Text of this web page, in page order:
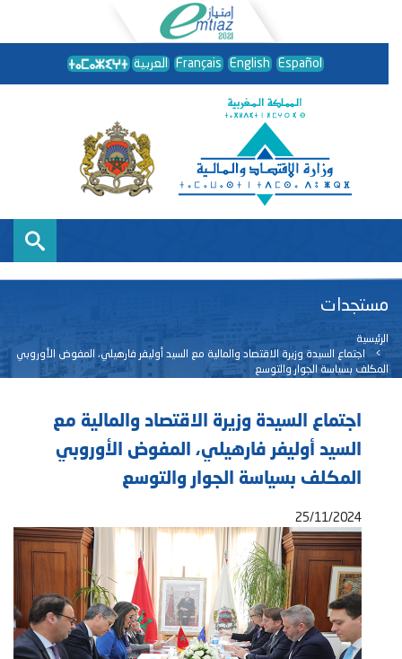
العربية Français English Español
مستجدات
الرئيسية
اجتماع السيدة وزيرة الاقتصاد والمالية مع السيد أوليفر فارهيلي، المفوض الأوروبي
المكلف بسياسة الجوار والتوسع
اجتماع السيدة وزيرة الاقتصاد والمالية مع
السيد أوليفر فارهيلي، المفوض الأوروبي
المكلف بسياسة الجوار والتوسع
25/11/2024